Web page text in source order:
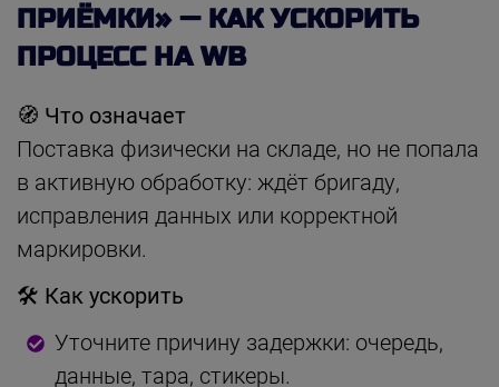
ПРИЁМКИ» — КАК УСКОРИТЬ
ПРОЦЕСС НА WB
🧭 Что означает
Поставка физически на складе, но не попала
в активную обработку: ждёт бригаду,
исправления данных или корректной
маркировки.
🛠 Как ускорить
Уточните причину задержки: очередь,
данные, тара, стикеры.